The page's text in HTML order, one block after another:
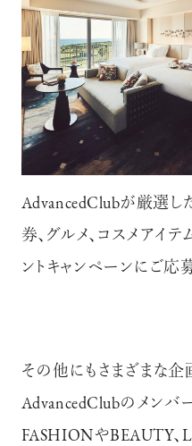
AdvancedClubが厳選し
券、グルメ、コスメアイ
ントキャンペーンにご応
その他にもさまざまな企
AdvancedClubのメンバ
FASHIONやBEAUTY、